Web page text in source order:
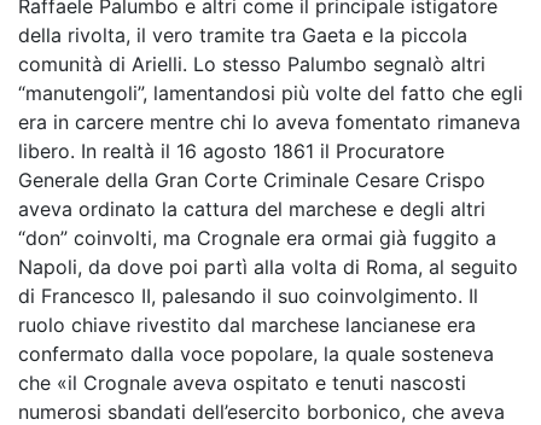
Raffaele Palumbo e altri come il principale istigatore
della rivolta, il vero tramite tra Gaeta e la piccola
comunità di Arielli. Lo stesso Palumbo segnalò altri
“manutengoli”, lamentandosi più volte del fatto che egli
era in carcere mentre chi lo aveva fomentato rimaneva
libero. In realtà il 16 agosto 1861 il Procuratore
Generale della Gran Corte Criminale Cesare Crispo
aveva ordinato la cattura del marchese e degli altri
“don” coinvolti, ma Crognale era ormai già fuggito a
Napoli, da dove poi partì alla volta di Roma, al seguito
di Francesco II, palesando il suo coinvolgimento. Il
ruolo chiave rivestito dal marchese lancianese era
confermato dalla voce popolare, la quale sosteneva
che «il Crognale aveva ospitato e tenuti nascosti
numerosi sbandati dell’esercito borbonico, che aveva